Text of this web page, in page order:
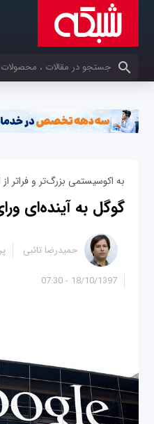
کلمات کلیدی خود را وارد کنید
به اکوسیستمی بزرگ‌تر و فراتر
گوگل به آینده‌ای
18/10/1397 - 07:30
حمیدرضا تائبی